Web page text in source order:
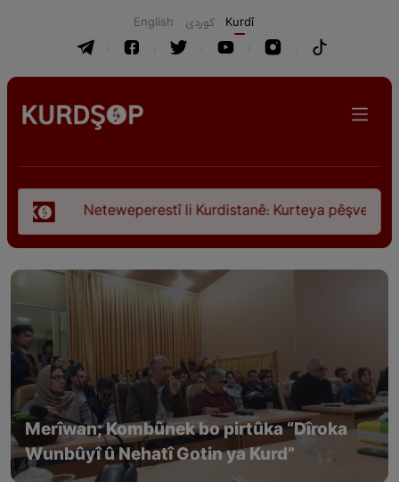
English كوردی Kurdî
li Kurdistanê: Kurteya pêşveçûna dirokî û
Merîwan; Kombûnek bo pirtûka “Dîroka
Wunbûyî û Nehatî Gotin ya Kurd”